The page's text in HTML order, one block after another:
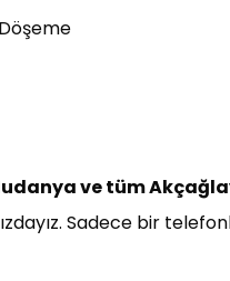
ve tüm
Sadece bir